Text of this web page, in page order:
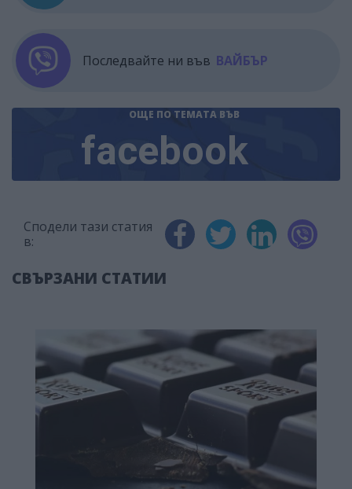
Последвайте ни във ВАЙБЪР
ОЩЕ ПО ТЕМАТА ВЪВ
facebook
Сподели тази статия
в:
СВЪРЗАНИ СТАТИИ